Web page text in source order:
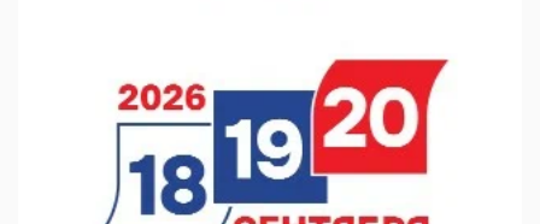
07.08.2026 12:15
В Нижнем Новгороде прошло совещание Росгвардии
07.08.2026 12:04